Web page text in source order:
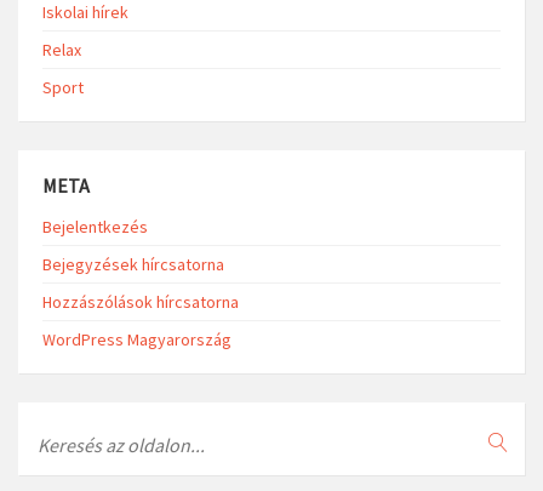
Iskolai hírek
Relax
Sport
META
Bejelentkezés
Bejegyzések hírcsatorna
Hozzászólások hírcsatorna
WordPress Magyarország